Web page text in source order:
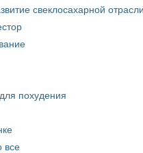
свеклосахарной
похудения
все